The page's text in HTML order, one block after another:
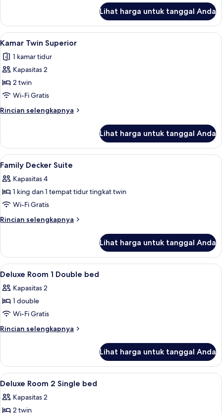
Kamar
Twin
Deluks
Lihat harga untuk tanggal Anda
Lihat
semua
foto
untuk
Kamar
Twin
Superior
Kamar Twin Superior | Tirai kedap
2
Kamar Twin Superior
1 kamar tidur
Kapasitas 2
2 twin
Wi-Fi Gratis
Rincian selengkapnya
Rincian
Kamar
Twin
Superior
Lihat harga untuk tanggal Anda
Lihat
semua
foto
untuk
Family
Decker
Tirai kedap cahaya, setrika/meja
1
Family Decker Suite
Kapasitas 4
1 king dan 1 tempat tidur tingkat twin
Wi-Fi Gratis
Rincian selengkapnya
Rincian
Family
Decker
Suite
Lihat harga untuk tanggal Anda
Lihat
semua
foto
untuk
Deluxe
Room
bed
Tirai kedap cahaya, setrika/meja
8
Deluxe Room 1 Double bed
Kapasitas 2
1 double
Wi-Fi Gratis
Rincian selengkapnya
Rincian
Deluxe
Room
1
bed
Lihat harga untuk tanggal Anda
Lihat
semua
foto
Tirai kedap cahaya, setrika/meja
6
Deluxe Room 2 Single bed
Kapasitas 2
2 twin